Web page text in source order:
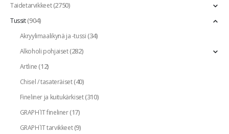
Taidetarvikkeet(2750)
Tussit(904)
Akryylimaalikynä ja -tussi(34)
Alkoholi pohjaiset(282)
Artline (12)
Chisel / tasateräiset(40)
Fineliner ja kuitukärkiset(310)
GRAPH`IT fineliner(17)
GRAPH`IT tarvikkeet(9)